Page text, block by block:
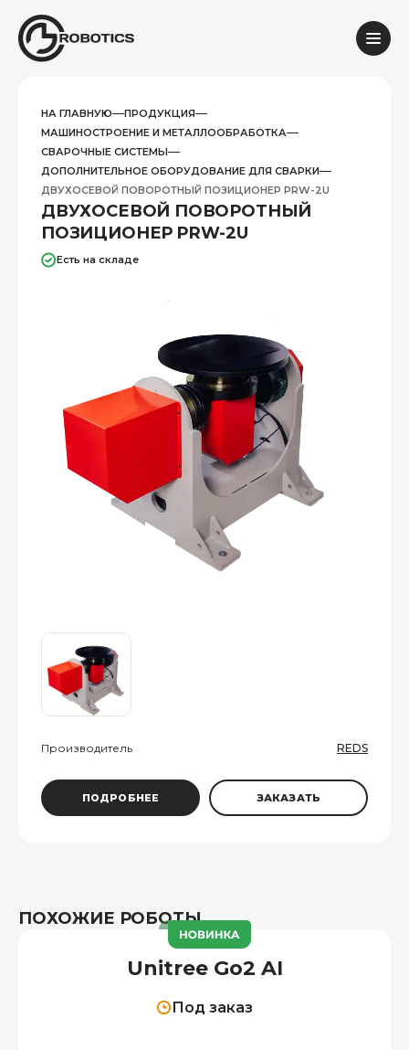
НА ГЛАВНУЮ
ПРОДУКЦИЯ
МАШИНОСТРОЕНИЕ И МЕТАЛЛООБРАБОТКА
СВАРОЧНЫЕ СИСТЕМЫ
ДОПОЛНИТЕЛЬНОЕ ОБОРУДОВАНИЕ ДЛЯ СВАРКИ
ДВУХОСЕВОЙ ПОВОРОТНЫЙ ПОЗИЦИОНЕР PRW-2U
ДВУХОСЕВОЙ ПОВОРОТНЫЙ
ПОЗИЦИОНЕР PRW-2U
Есть на складе
Производитель REDS
ПОДРОБНЕЕ ЗАКАЗАТЬ
ПОХОЖИЕ РОБОТЫ
Unitree Go2 AI
Под заказ